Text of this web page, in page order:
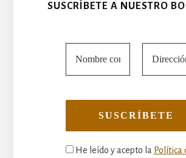
SUSCRÍBETE A NUESTRO
He leído y acepto la Política